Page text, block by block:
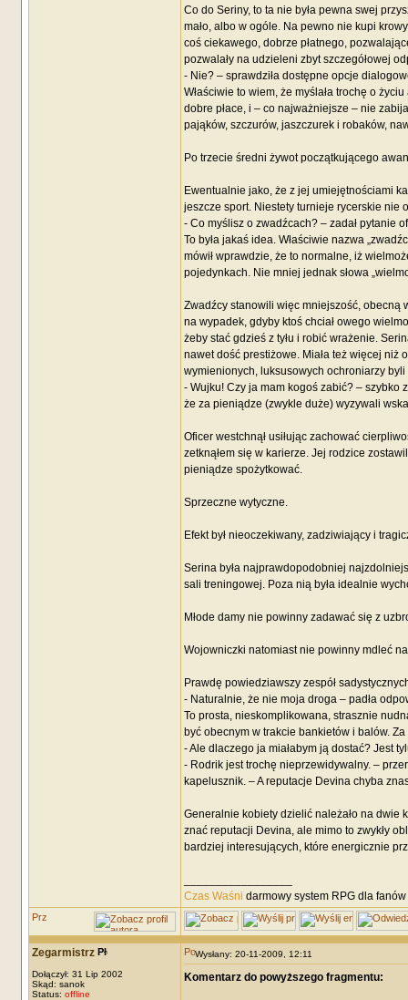
Co do Seriny, to ta nie była pewna swej
mało, albo w ogóle. Na pewno nie kupi
coś ciekawego, dobrze płatnego,
pozwalały na udzieleni zbyt szczegółowej
- Nie? – sprawdziła dostępne opcje
Właściwie to wiem, że myślała trochę o
dobre płace, i – co najważniejsze – nie
pająków, szczurów, jaszczurek i robaków,
Po trzecie średni żywot początkującego
Ewentualnie jako, że z jej umiejętnościami
jeszcze sport. Niestety turnieje rycerskie nie
- Co myślisz o zwadźcach? – zadał pytanie
To była jakaś idea. Właściwie nazwa
mówił wprawdzie, że to normalne, iż
pojedynkach. Nie mniej jednak słowa
Zwadźcy stanowili więc mniejszość, obecną
na wypadek, gdyby ktoś chciał owego
żeby stać gdzieś z tyłu i robić wrażenie.
nawet dość prestiżowe. Miała też więcej
wymienionych, luksusowych ochroniarzy
- Wujku! Czy ja mam kogoś zabić? – szybko
że za pieniądze (zwykle duże) wyzywali
Oficer westchnął usiłując zachować
zetknąłem się w karierze. Jej rodzice
pieniądze spożytkować.
Sprzeczne wytyczne.
Efekt był nieoczekiwany, zadziwiający i
Serina była najprawdopodobniej
sali treningowej. Poza nią była idealnie
Młode damy nie powinny zadawać się z
Wojowniczki natomiast nie powinny mdleć
Prawdę powiedziawszy zespół
- Naturalnie, że nie moja droga – padła
To prosta, nieskomplikowana, strasznie
być obecnym w trakcie bankietów i balów.
- Ale dlaczego ja miałabym ją dostać? Jest
- Rodrik jest trochę nieprzewidywalny. –
kapelusznik. – A reputacje Devina chyba
Generalnie kobiety dzielić należało na
znać reputacji Devina, ale mimo to zwykły
bardziej interesujących, które energicznie
Czas Waśni darmowy system RPG dla
Zegarmistrz
Dołączył: 31 Lip 2002
Skąd: sanok
Status: offline
Wysłany: 20-11-2009, 12:11
Komentarz do powyższego fragmentu: